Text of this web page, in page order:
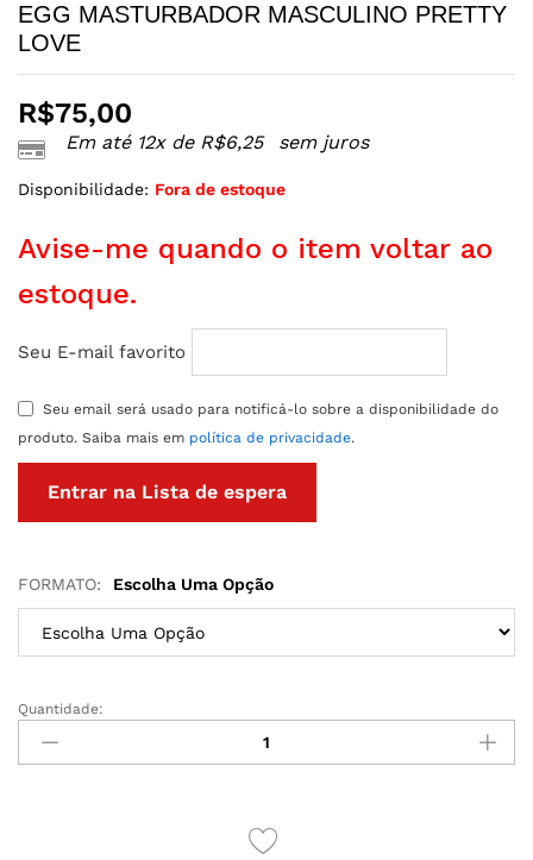
EGG MASTURBADOR MASCULINO PRETTY
LOVE
R$75,00
Em até 12x de R$6,25 sem juros
Disponibilidade: Fora de estoque
Avise-me quando o item voltar ao
estoque.
Seu E-mail favorito
Seu email será usado para notificá-lo sobre a disponibilidade do
produto. Saiba mais em política de privacidade.
FORMATO: Escolha Uma Opção
EGG
MASTURBADOR
MASCULINO
Quantidade: